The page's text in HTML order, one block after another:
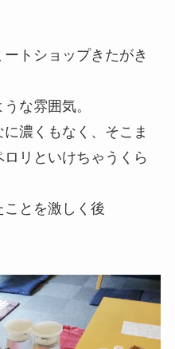
トショップきたがき
な雰囲気。
濃くもなく、そこま
リといけちゃうくら
とを激しく後